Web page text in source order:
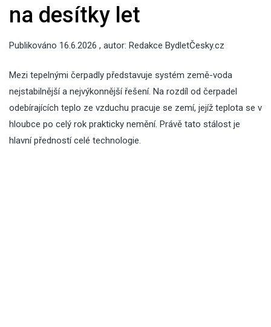
na desítky let
Publikováno 16.6.2026 , autor: Redakce BydletČesky.cz
Mezi tepelnými čerpadly představuje systém země-voda
nejstabilnější a nejvýkonnější řešení. Na rozdíl od čerpadel
odebírajících teplo ze vzduchu pracuje se zemí, jejíž teplota se v
hloubce po celý rok prakticky nemění. Právě tato stálost je
hlavní předností celé technologie.